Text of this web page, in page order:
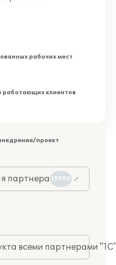
рабочих мест
работающих клиентов
проект
партнера 15990
всеми партнерами